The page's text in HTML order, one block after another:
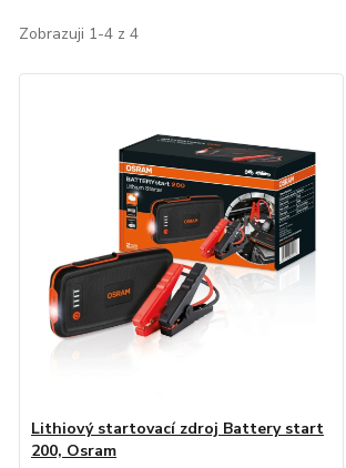
Zobrazuji 1-4 z 4
Lithiový startovací zdroj Battery start
200, Osram